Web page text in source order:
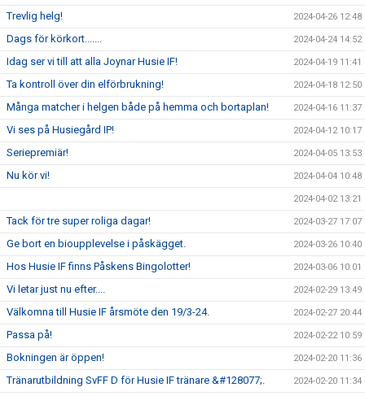
Trevlig helg! 2024-04-26 12:48
Dags för körkort....... 2024-04-24 14:52
Idag ser vi till att alla Joynar Husie IF! 2024-04-19 11:41
Ta kontroll över din elförbrukning! 2024-04-18 12:50
Många matcher i helgen både på hemma och bortaplan! 2024-04-16 11:37
Vi ses på Husiegård IP! 2024-04-12 10:17
Seriepremiär! 2024-04-05 13:53
Nu kör vi! 2024-04-04 10:48
2024-04-02 13:21
Tack för tre super roliga dagar! 2024-03-27 17:07
Ge bort en bioupplevelse i påskägget. 2024-03-26 10:40
Hos Husie IF finns Påskens Bingolotter! 2024-03-06 10:01
Vi letar just nu efter.... 2024-02-29 13:49
Välkomna till Husie IF årsmöte den 19/3-24. 2024-02-27 20:44
Passa på! 2024-02-22 10:59
Bokningen är öppen! 2024-02-20 11:36
Tränarutbildning SvFF D för Husie IF tränare &#128077;. 2024-02-20 11:34